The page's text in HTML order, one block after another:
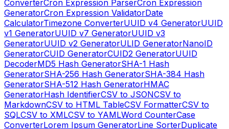
ConverterCron Expression ParserCron Expression
GeneratorCron Expression ValidatorDate
CalculatorTimezone ConverterUUID v4 GeneratorUUID
v1 GeneratorUUID v7 GeneratorUUID v3
GeneratorUUID v2 GeneratorULID GeneratorNanoID
GeneratorCUID GeneratorCUID2 GeneratorUUID
DecoderMD5 Hash GeneratorSHA-1 Hash
GeneratorSHA-256 Hash GeneratorSHA-384 Hash
GeneratorSHA-512 Hash GeneratorHMAC
GeneratorHash IdentifierCSV to JSONCSV to
MarkdownCSV to HTML TableCSV FormatterCSV to
SQLCSV to XMLCSV to YAMLWord CounterCase
ConverterLorem Ipsum GeneratorLine SorterDuplicate